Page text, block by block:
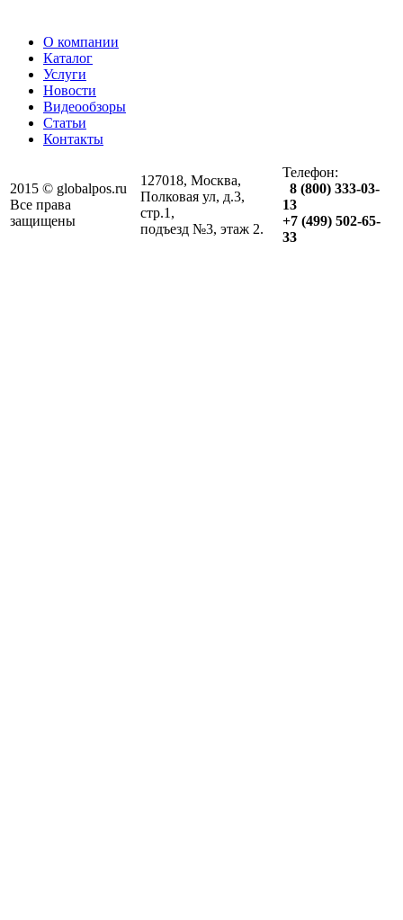
О компании
Каталог
Услуги
Новости
Видеообзоры
Статьи
Контакты
2015 © globalpos.ru
Все права
защищены
127018, Москва,
Полковая ул, д.3,
стр.1,
подъезд №3, этаж 2.
Телефон:
8 (800) 333-03-
13
+7 (499) 502-65-
33